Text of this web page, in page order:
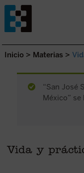
Saltar al contenido.
Inicio > Materias >
“San José
México”
Vida y